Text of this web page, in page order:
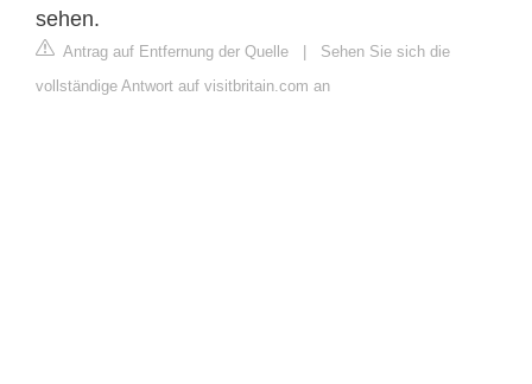
sehen.
Antrag auf Entfernung der Quelle | Sehen Sie sich die
vollständige Antwort auf visitbritain.com an